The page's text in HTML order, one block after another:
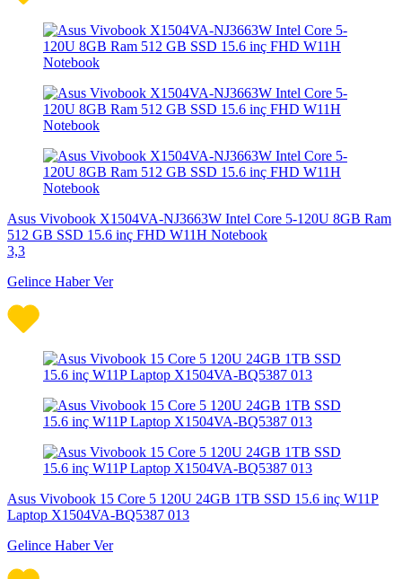
Asus Vivobook X1504VA-NJ3663W Intel Core 5-120U 8GB Ram
512 GB SSD 15.6 inç FHD W11H Notebook
3,3
Gelince Haber Ver
Asus Vivobook 15 Core 5 120U 24GB 1TB SSD 15.6 inç W11P
Laptop X1504VA-BQ5387 013
Gelince Haber Ver